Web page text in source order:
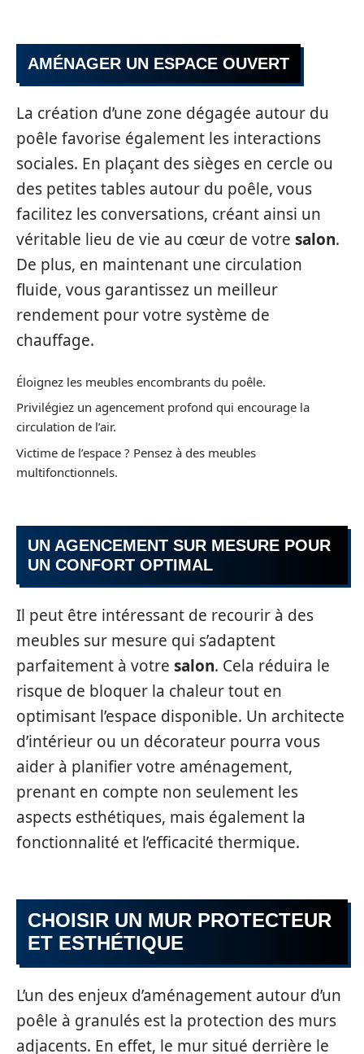
AMÉNAGER UN ESPACE OUVERT
La création d’une zone dégagée autour du
poêle favorise également les interactions
sociales. En plaçant des sièges en cercle ou
des petites tables autour du poêle, vous
facilitez les conversations, créant ainsi un
véritable lieu de vie au cœur de votre salon.
De plus, en maintenant une circulation
fluide, vous garantissez un meilleur
rendement pour votre système de
chauffage.
Éloignez les meubles encombrants du poêle.
Privilégiez un agencement profond qui encourage la
circulation de l’air.
Victime de l’espace ? Pensez à des meubles
multifonctionnels.
UN AGENCEMENT SUR MESURE POUR
UN CONFORT OPTIMAL
Il peut être intéressant de recourir à des
meubles sur mesure qui s’adaptent
parfaitement à votre salon. Cela réduira le
risque de bloquer la chaleur tout en
optimisant l’espace disponible. Un architecte
d’intérieur ou un décorateur pourra vous
aider à planifier votre aménagement,
prenant en compte non seulement les
aspects esthétiques, mais également la
fonctionnalité et l’efficacité thermique.
CHOISIR UN MUR PROTECTEUR
ET ESTHÉTIQUE
L’un des enjeux d’aménagement autour d’un
poêle à granulés est la protection des murs
adjacents. En effet, le mur situé derrière le